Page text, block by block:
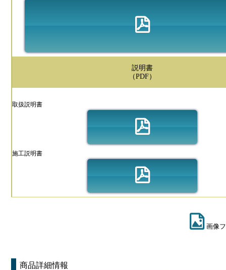
説明書
（PDF）
取扱説明書
施工説明書
画像
商品詳細情報